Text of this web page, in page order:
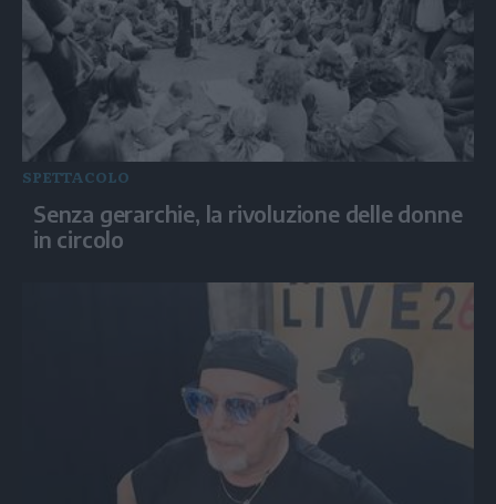
SPETTACOLO
Senza gerarchie, la rivoluzione delle donne
in circolo